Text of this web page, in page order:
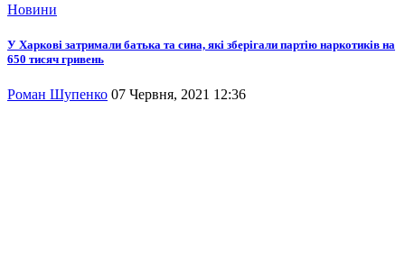
Новини
У Харкові затримали батька та сина, які зберігали партію наркотиків на
650 тисяч гривень
Роман Шупенко 07 Червня, 2021 12:36